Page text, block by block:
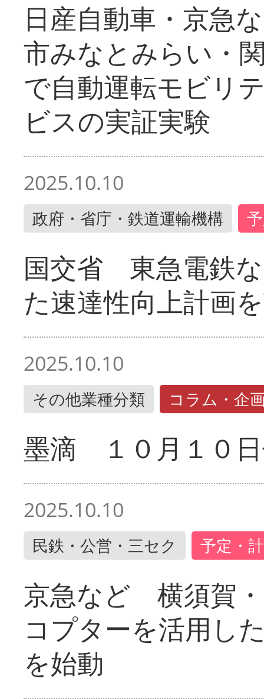
日産自動車・京急
市みなとみらい・
で自動運転モビリ
ビスの実証実験
2025.10.10
政府・省庁・鉄道運輸機構
国交省 東急電鉄
た速達性向上計画
2025.10.10
その他業種分類 コラム・企
墨滴 １０月１０
2025.10.10
民鉄・公営・三セク 予定・
京急など 横須賀
コプターを活用し
を始動